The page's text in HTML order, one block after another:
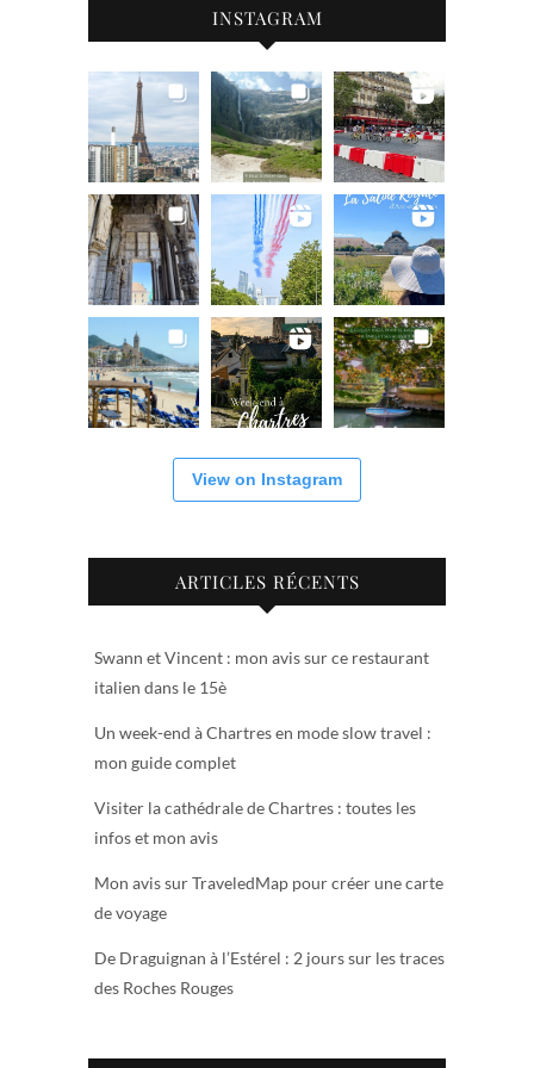
INSTAGRAM
View on Instagram
ARTICLES RÉCENTS
Swann et Vincent : mon avis sur ce restaurant
italien dans le 15è
Un week-end à Chartres en mode slow travel :
mon guide complet
Visiter la cathédrale de Chartres : toutes les
infos et mon avis
Mon avis sur TraveledMap pour créer une carte
de voyage
De Draguignan à l’Estérel : 2 jours sur les traces
des Roches Rouges